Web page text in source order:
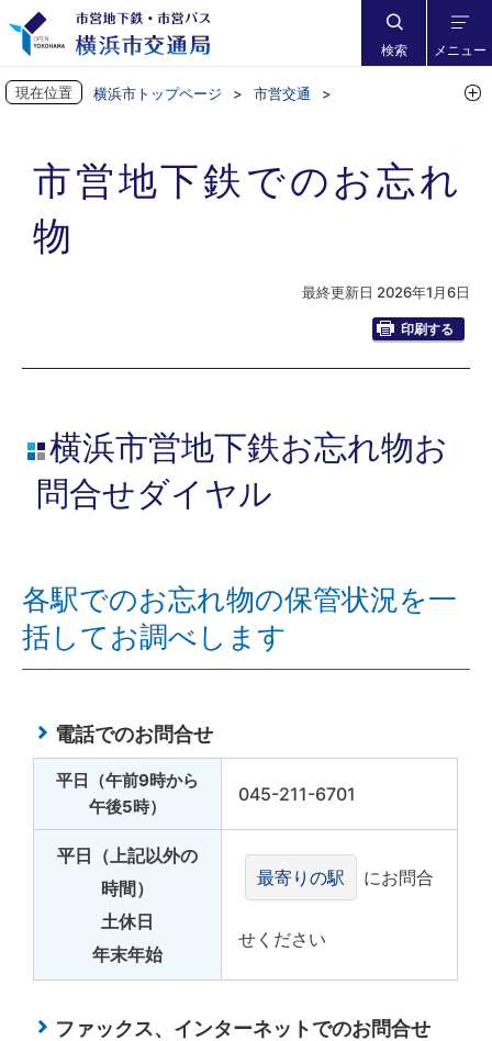
検索 メニュー
現在位置 横浜市トップページ
市営交通
市営地下鉄でのお忘れ
物
最終更新日 2026年1月6日
印刷する
横浜市営地下鉄お忘れ物お
問合せダイヤル
各駅でのお忘れ物の保管状況を一
括してお調べします
電話でのお問合せ
平日（午前9時から
午後5時）
045-211-6701
平日（上記以外の
時間）
土休日
年末年始
最寄りの駅 にお問合
せください
ファックス、インターネットでのお問合せ